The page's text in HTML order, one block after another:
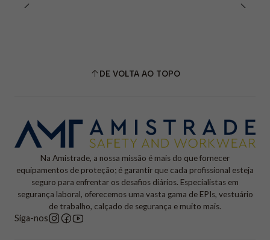
DE VOLTA AO TOPO
Na Amistrade, a nossa missão é mais do que fornecer
equipamentos de proteção; é garantir que cada profissional esteja
seguro para enfrentar os desafios diários. Especialistas em
segurança laboral, oferecemos uma vasta gama de EPIs, vestuário
de trabalho, calçado de segurança e muito mais.
Siga-nos